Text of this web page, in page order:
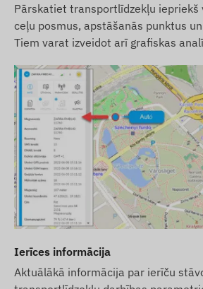
Pārskatiet transportlīdzekļu
ceļu posmus, apstāšanās punktus
Tiem varat izveidot arī grafiskas
Ierīces informācija
Aktuālākā informācija par ierīču